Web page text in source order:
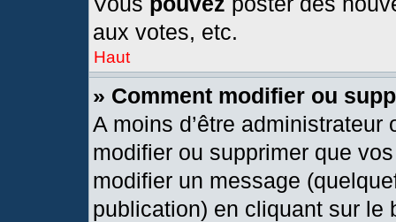
aux votes, etc.
Haut
» Comment modifier ou
A moins d’être
modifier ou supprimer que
modifier un message
publication) en cliquant sur le